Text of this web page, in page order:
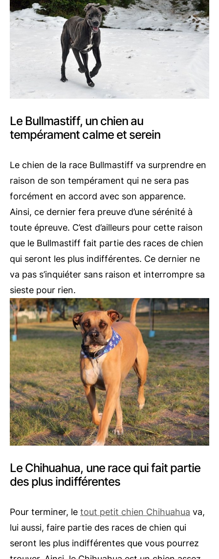
Le Bullmastiff, un chien au
tempérament calme et serein
Le chien de la race Bullmastiff va surprendre en
raison de son tempérament qui ne sera pas
forcément en accord avec son apparence.
Ainsi, ce dernier fera preuve d’une sérénité à
toute épreuve. C’est d’ailleurs pour cette raison
que le Bullmastiff fait partie des races de chien
qui seront les plus indifférentes. Ce dernier ne
va pas s’inquiéter sans raison et interrompre sa
sieste pour rien.
Le Chihuahua, une race qui fait partie
des plus indifférentes
Pour terminer, le tout petit chien Chihuahua va,
lui aussi, faire partie des races de chien qui
seront les plus indifférentes que vous pourrez